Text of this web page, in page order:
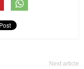
Next article